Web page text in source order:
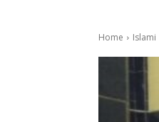
Home Islami